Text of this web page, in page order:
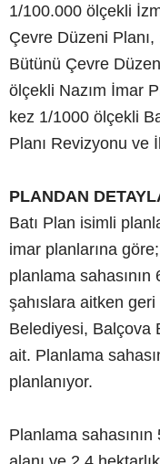
1/100.000 ölçekli
Çevre Düzeni
Bütünü Çevre
ölçekli Nazım İmar
kez 1/1000 ölçekli
Planı Revizyonu ve
PLANDAN
Batı Plan isimli
imar planlarına
planlama sahasının
şahıslara aitken
Belediyesi, Balçova
ait. Planlama
planlanıyor.
Planlama